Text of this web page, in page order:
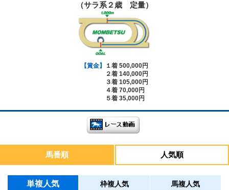
（サラ系２歳 定量）
【賞金】
１着 500,000円
２着 140,000円
３着 105,000円
４着 70,000円
５着 35,000円
馬番順 人気順
単複人気 枠複人気 馬複人気